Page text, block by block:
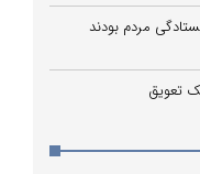
مردم بودند
تعویق